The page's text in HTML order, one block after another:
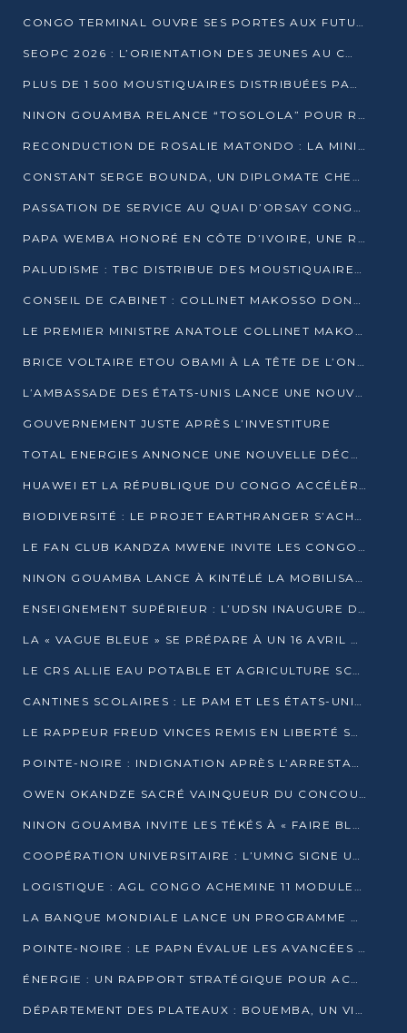
CONGO TERMINAL OUVRE SES PORTES AUX FUTURS INGÉNIEURS AU FORUM DES MÉTIERS D’UCAC-ICAM
SEOPC 2026 : L’ORIENTATION DES JEUNES AU CŒUR DE LA DEUXIÈME ÉDITION
PLUS DE 1 500 MOUSTIQUAIRES DISTRIBUÉES PAR AGL ET CONGO TERMINAL DANS LA LUTTE CONTRE LE PALUDISME
NINON GOUAMBA RELANCE “TOSOLOLA” POUR RENFORCER LE DIALOGUE AVEC LES CITOYENS
RECONDUCTION DE ROSALIE MATONDO : LA MINISTRE PROMET D’ACCÉLÉRER LE TRAITEMENT DES DOSSIERS ET DE RELEVER DE NOUVEAUX DÉFIS
CONSTANT SERGE BOUNDA, UN DIPLOMATE CHEVRONNÉ AUX COMMANDES DES AFFAIRES ÉTRANGÈRES
PASSATION DE SERVICE AU QUAI D’ORSAY CONGOLAIS : GAKOSSO PASSE LE FLAMBEAU À BOUNDA
PAPA WEMBA HONORÉ EN CÔTE D’IVOIRE, UNE RUE PORTE DÉSORMAIS SON NOM
PALUDISME : TBC DISTRIBUE DES MOUSTIQUAIRES DANS DEUX CSI DE BRAZZAVILLE
CONSEIL DE CABINET : COLLINET MAKOSSO DONNE SES DERNIÈRES ORIENTATIONS
LE PREMIER MINISTRE ANATOLE COLLINET MAKOSSO DÉMISSIONNE AVEC SON GOUVERNEMENT
BRICE VOLTAIRE ETOU OBAMI À LA TÊTE DE L’ONEC-C POUR TROIS ANS
L’AMBASSADE DES ÉTATS-UNIS LANCE UNE NOUVELLE COHORTE DU PROGRAMME ACCESS MICRO-SCHOLARSHIP
GOUVERNEMENT JUSTE APRÈS L’INVESTITURE
TOTAL ENERGIES ANNONCE UNE NOUVELLE DÉCOUVERTE D’HYDROCARBURES SUR LE PERMIS MOHO AU LARGE DU CONGO
HUAWEI ET LA RÉPUBLIQUE DU CONGO ACCÉLÈRENT LEUR PARTENARIAT
BIODIVERSITÉ : LE PROJET EARTHRANGER S’ACHÈVE, MAIS LES DÉFIS DEMEURENT
LE FAN CLUB KANDZA MWENE INVITE LES CONGOLAIS À UNE FORTE AFFLUENCE AU STADE DE KINTÉLÉ
NINON GOUAMBA LANCE À KINTÉLÉ LA MOBILISATION POUR L’INVESTITURE DR DSN
ENSEIGNEMENT SUPÉRIEUR : L’UDSN INAUGURE DES LABORATOIRES POUR BOOSTER LA FORMATION PRATIQUE
LA « VAGUE BLEUE » SE PRÉPARE À UN 16 AVRIL HISTORIQUE
LE CRS ALLIE EAU POTABLE ET AGRICULTURE SCOLAIRE AU CŒUR DE LA TRANSFORMATION DES ÉCOLES RURALES
CANTINES SCOLAIRES : LE PAM ET LES ÉTATS-UNIS AU CONTACT DES ÉCOLIERS DE KINKALA
LE RAPPEUR FREUD VINCES REMIS EN LIBERTÉ SOUS PRESSION MÉDIATIQUE
POINTE-NOIRE : INDIGNATION APRÈS L’ARRESTATION DU RAPPEUR FREUD VINCES
OWEN OKANDZE SACRÉ VAINQUEUR DU CONCOURS SLAM POUR LA VIE
NINON GOUAMBA INVITE LES TÉKÉS À « FAIRE BLOC » POUR PESER DANS LE DÉBAT NATIONAL
COOPÉRATION UNIVERSITAIRE : L’UMNG SIGNE UN ACCORD STRATÉGIQUE AVEC L’UNIVERSITÉ HAINAN EN CHINE
LOGISTIQUE : AGL CONGO ACHEMINE 11 MODULES GÉANTS JUSQU’À BRAZZAVILLE
LA BANQUE MONDIALE LANCE UN PROGRAMME DE 394 MILLIONS DE DOLLARS POUR LE BASSIN DU CONGO
POINTE-NOIRE : LE PAPN ÉVALUE LES AVANCÉES DU MÔLE EST
ÉNERGIE : UN RAPPORT STRATÉGIQUE POUR ACCÉLÉRER LA TRANSITION AU CONGO
DÉPARTEMENT DES PLATEAUX : BOUEMBA, UN VIVIER ÉCONOMIQUE PRÊT À EXPLOSER